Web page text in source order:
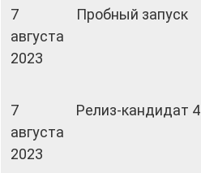
7
августа
2023
Пробный запуск
7
августа
2023
Релиз-кандидат 4